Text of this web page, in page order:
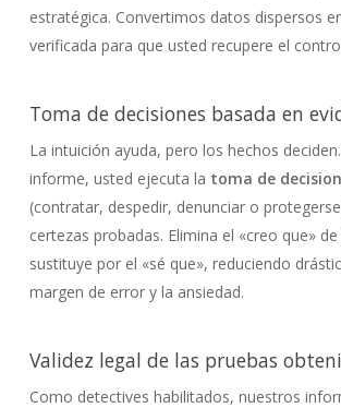
estratégica. Convertimos datos dispersos
verificada para que usted recupere el
Toma de decisiones basada en
La intuición ayuda, pero los hechos
informe, usted ejecuta la toma de
(contratar, despedir, denunciar o
certezas probadas. Elimina el «creo que»
sustituye por el «sé que», reduciendo
margen de error y la ansiedad.
Validez legal de las pruebas
Como detectives habilitados, nuestros